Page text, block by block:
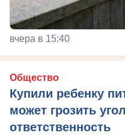
вчера в 15:40
Общество
Купили ребенку
может грозить
ответственность